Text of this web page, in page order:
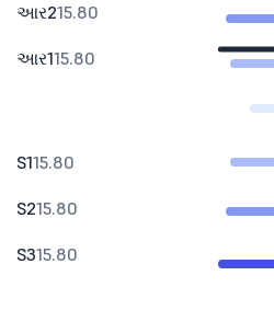
આર215.80
આર115.80
S115.80
S215.80
S315.80